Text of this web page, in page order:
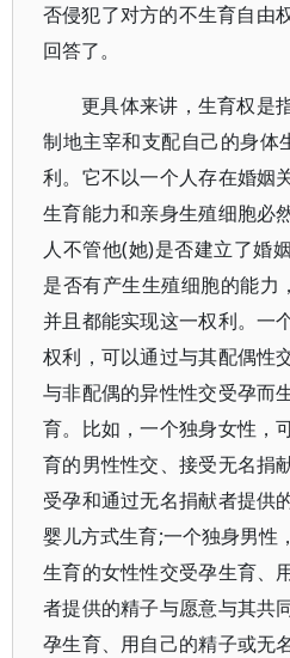
否侵犯了对方的不生育自由
回答了。
更具体来讲，生育权是
制地主宰和支配自己的身体
利。它不以一个人存在婚姻
生育能力和亲身生殖细胞必
人不管他(她)是否建立了婚
是否有产生生殖细胞的能力
并且都能实现这一权利。一
权利，可以通过与其配偶性
与非配偶的异性性交受孕而
育。比如，一个独身女性，
育的男性性交、接受无名捐
受孕和通过无名捐献者提供
婴儿方式生育;一个独身男性
生育的女性性交受孕生育、
者提供的精子与愿意与其共
孕生育、用自己的精子或无